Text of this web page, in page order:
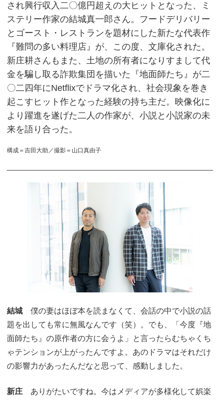
され興行収入二〇億円超えの大ヒットとなった、ミ
ステリー作家の結城真一郎さん。フードデリバリー
とゴースト・レストランを題材にした新たな代表作
『難問の多い料理店』が、この度、文庫化された。
新庄耕さんもまた、土地の所有者になりすまして代
金を騙し取る詐欺集団を描いた『地面師たち』が二
〇二四年にNetflixでドラマ化され、社会現象を巻き
起こすヒット作となった経験の持ち主だ。映像化に
より躍進を遂げた二人の作家が、小説と小説家の未
来を語り合った。
構成＝吉田大助／撮影＝山口真由子
結城 僕の妻はほぼ本を読まなくて、会話の中で小説の話
題を出しても常に無風なんです（笑）。でも、「今度『地
面師たち』の原作者の方に会うよ」と言ったらむちゃくち
ゃテンションが上がったんですよ。あのドラマはそれだけ
の影響力があったんだなと思って、感動しました。
新庄 ありがたいですね。今はメディアが多様化して娯楽